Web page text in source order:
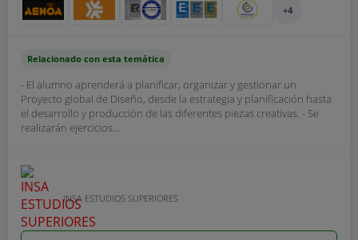
+4
Relacionado con esta temática
- El alumno aprenderá a planificar, organizar y gestionar un
Proyecto global de Diseño, desde la estrategia y planificación hasta
el desarrollo y producción de las diferentes piezas creativas. - Se
realizarán ejercicios...
INSA ESTUDIOS SUPERIORES